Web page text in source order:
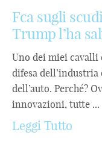
Fca sugli
Trump l’ha
Uno dei miei cavalli
difesa
dell’auto. Perché?
innovazioni, tutte ...
Leggi Tutto